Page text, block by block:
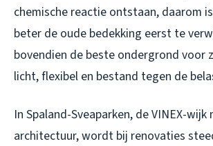
chemische reactie ontstaan, daarom
beter de oude bedekking eerst te
bovendien de beste ondergrond voor
licht, flexibel en bestand tegen de
In Spaland-Sveaparken, de VINEX-
architectuur, wordt bij renovaties